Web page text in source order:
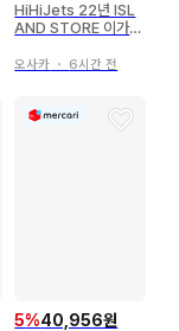
HiHiJets 22년 ISL
AND STORE 이가리
2' 봄
오사카 ・ 6시간 전
5%40,956원